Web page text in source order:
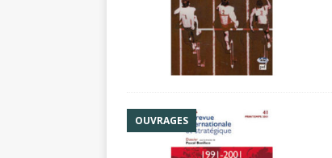
OUVRAGES